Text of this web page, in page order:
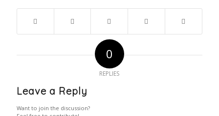
0
REPLIES
Leave a Reply
Want to join the discussion?